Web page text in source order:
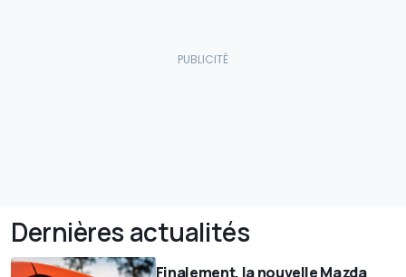
Dernières actualités
Finalement, la nouvelle Mazda